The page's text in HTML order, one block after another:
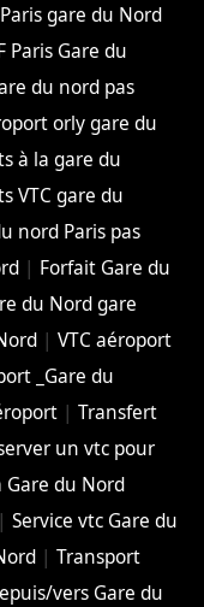
gare du Nord
Paris Gare du
du nord pas
orly gare du
à la gare du
VTC gare du
nord Paris pas
| Forfait Gare du
du Nord gare
|VTC aéroport
_Gare du
|Transfert
un vtc pour
Gare du Nord
Service vtc Gare du
| Transport
vers Gare du